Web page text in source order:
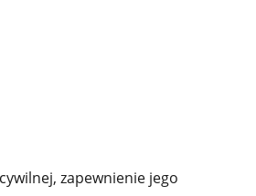
zapewnienie jego